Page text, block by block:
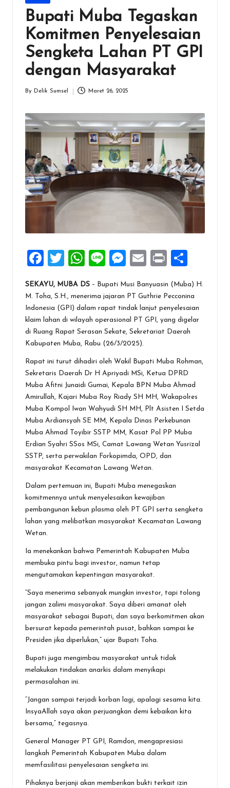
in
Bupati Muba Tegaskan
Komitmen Penyelesaian
Sengketa Lahan PT GPI
dengan Masyarakat
By Delik Sumsel Maret 26, 2025
F
ce
b
o
o
k
T
tt
er
W
at
s
A
p
p
Li
e
M
se
n
g
er
E
ai
l
Pr
t
ar
e
SEKAYU, MUBA DS – Bupati Musi Banyuasin (Muba) H.
M. Toha, S.H., menerima jajaran PT Guthrie Pecconina
Indonesia (GPI) dalam rapat tindak lanjut penyelesaian
klaim lahan di wilayah operasional PT GPI, yang digelar
di Ruang Rapat Serasan Sekate, Sekretariat Daerah
Kabupaten Muba, Rabu (26/3/2025).
Rapat ini turut dihadiri oleh Wakil Bupati Muba Rohman,
Sekretaris Daerah Dr H Apriyadi MSi, Ketua DPRD
Muba Afitni Junaidi Gumai, Kepala BPN Muba Ahmad
Amirullah, Kajari Muba Roy Riady SH MH, Wakapolres
Muba Kompol Iwan Wahyudi SH MH, Plt Asisten I Setda
Muba Ardiansyah SE MM, Kepala Dinas Perkebunan
Muba Ahmad Toyibir SSTP MM, Kasat Pol PP Muba
Erdian Syahri SSos MSi, Camat Lawang Wetan Yusrizal
SSTP, serta perwakilan Forkopimda, OPD, dan
masyarakat Kecamatan Lawang Wetan.
Dalam pertemuan ini, Bupati Muba menegaskan
komitmennya untuk menyelesaikan kewajiban
pembangunan kebun plasma oleh PT GPI serta sengketa
lahan yang melibatkan masyarakat Kecamatan Lawang
Wetan.
Ia menekankan bahwa Pemerintah Kabupaten Muba
membuka pintu bagi investor, namun tetap
mengutamakan kepentingan masyarakat.
“Saya menerima sebanyak mungkin investor, tapi tolong
jangan zalimi masyarakat. Saya diberi amanat oleh
masyarakat sebagai Bupati, dan saya berkomitmen akan
bersurat kepada pemerintah pusat, bahkan sampai ke
Presiden jika diperlukan,” ujar Bupati Toha.
Bupati juga mengimbau masyarakat untuk tidak
melakukan tindakan anarkis dalam menyikapi
permasalahan ini.
“Jangan sampai terjadi korban lagi, apalagi sesama kita.
InsyaAllah saya akan perjuangkan demi kebaikan kita
bersama,” tegasnya.
General Manager PT GPI, Ramdon, mengapresiasi
langkah Pemerintah Kabupaten Muba dalam
memfasilitasi penyelesaian sengketa ini.
Pihaknya berjanji akan memberikan bukti terkait izin